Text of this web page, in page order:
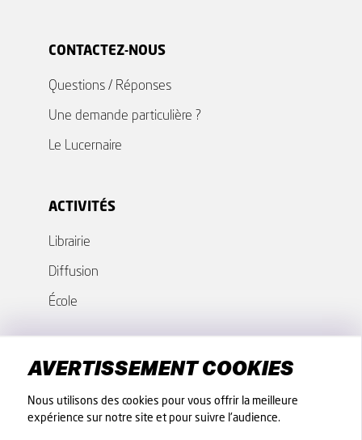
CONTACTEZ-NOUS
Questions / Réponses
Une demande particulière ?
Le Lucernaire
ACTIVITÉS
Librairie
Diffusion
École
GROUPES - COLLECTIVITÉS
Nos offres
Fiches techniques
AVERTISSEMENT COOKIES
Nous utilisons des cookies pour vous offrir la meilleure
expérience sur notre site et pour suivre l'audience.